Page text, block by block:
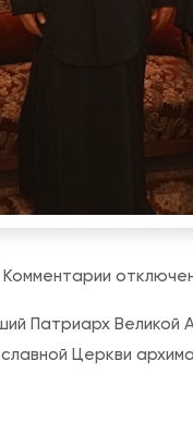
Комментарии к
а
п
Патриарх Великой
Церкви